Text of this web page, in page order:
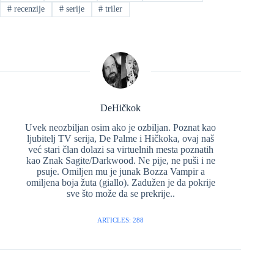
#recenzije #serije # triler
DeHičkok
Uvek neozbiljan osim ako je ozbiljan. Poznat kao
ljubitelj TV serija, De Palme i Hičkoka, ovaj naš
već stari član dolazi sa virtuelnih mesta poznatih
kao Znak Sagite/Darkwood. Ne pije, ne puši i ne
psuje. Omiljen mu je junak Bozza Vampir a
omiljena boja žuta (giallo). Zadužen je da pokrije
sve što može da se prekrije..
ARTICLES: 288